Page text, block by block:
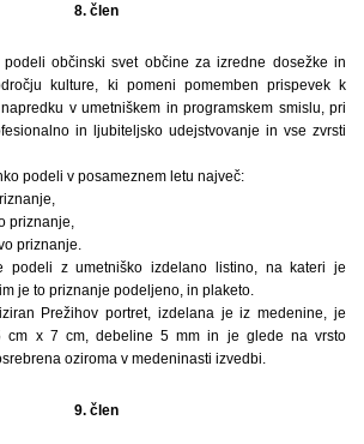
8. člen
podeli občinski svet občine za izredne dosežke in
kulture, ki pomeni pomemben prispevek k
v umetniškem in programskem smislu, pri
in ljubiteljsko udejstvovanje in vse zvrsti
podeli v posameznem letu največ:
priznanje,
priznanje.
podeli z umetniško izdelano listino, na kateri je
je to priznanje podeljeno, in plaketo.
Prežihov portret, izdelana je iz medenine, je
cm x 7 cm, debeline 5 mm in je glede na vrsto
oziroma v medeninasti izvedbi.
9. člen